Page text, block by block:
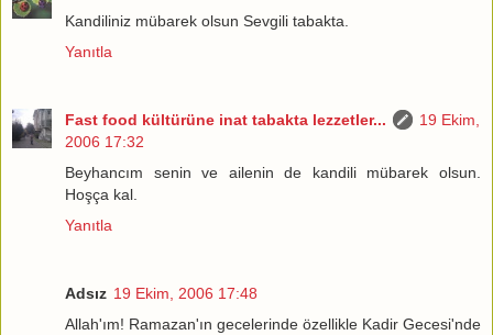
Kandiliniz mübarek olsun Sevgili tabakta.
Yanıtla
Fast food kültürüne inat tabakta lezzetler...
19 Ekim,
2006 17:32
Beyhancım senin ve ailenin de kandili mübarek olsun.
Hoşça kal.
Yanıtla
Adsız 19 Ekim, 2006 17:48
Allah'ım! Ramazan'ın gecelerinde özellikle Kadir Gecesi'nde